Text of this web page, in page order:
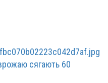
сягають 60